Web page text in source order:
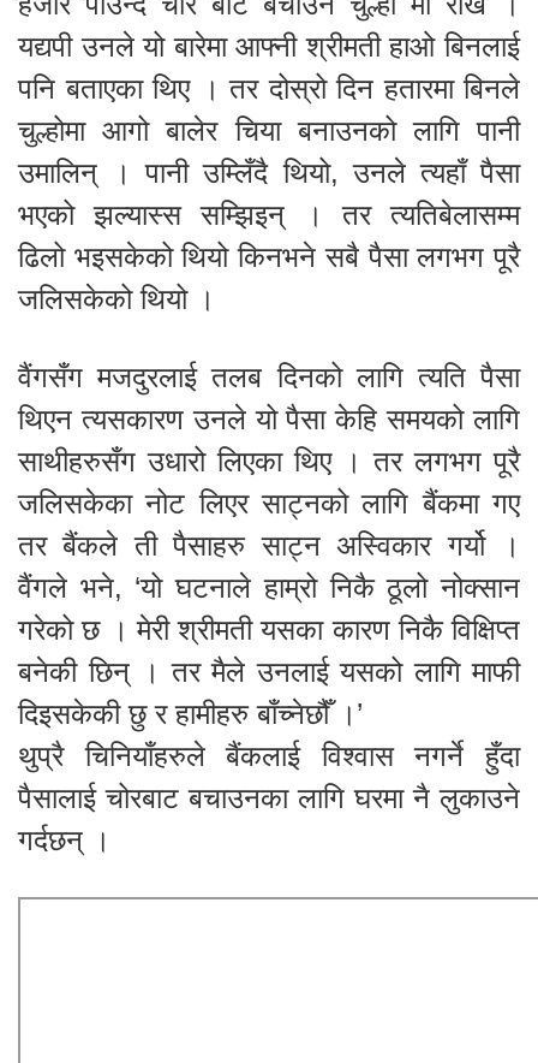
यद्यपी उनले यो बारेमा आफ्नी श्रीमती हाओ बिनलाई
पनि बताएका थिए । तर दोस्रो दिन हतारमा बिनले
चुल्होमा आगो बालेर चिया बनाउनको लागि पानी
उमालिन् । पानी उम्लिँदै थियो, उनले त्यहाँ पैसा
भएको झल्यास्स सम्झिइन् । तर त्यतिबेलासम्म
ढिलो भइसकेको थियो किनभने सबै पैसा लगभग पूरै
जलिसकेको थियो ।
वैंगसँग मजदुरलाई तलब दिनको लागि त्यति पैसा
थिएन त्यसकारण उनले यो पैसा केहि समयको लागि
साथीहरुसँग उधारो लिएका थिए । तर लगभग पूरै
जलिसकेका नोट लिएर साट्नको लागि बैंकमा गए
तर बैंकले ती पैसाहरु साट्न अस्विकार गर्यो ।
वैंगले भने, ‘यो घटनाले हाम्रो निकै ठूलो नोक्सान
गरेको छ । मेरी श्रीमती यसका कारण निकै विक्षिप्त
बनेकी छिन् । तर मैले उनलाई यसको लागि माफी
दिइसकेकी छु र हामीहरु बाँच्नेछौँ ।’
थुप्रै चिनियाँहरुले बैंकलाई विश्वास नगर्ने हुँदा
पैसालाई चोरबाट बचाउनका लागि घरमा नै लुकाउने
गर्दछन् ।